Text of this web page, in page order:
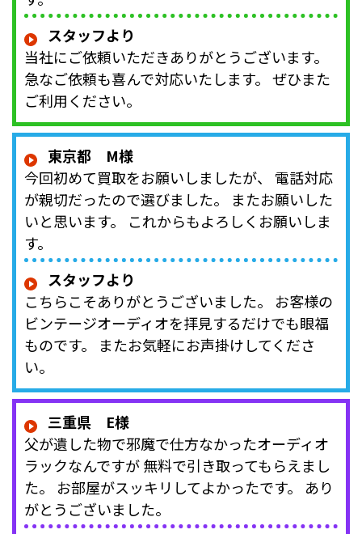
スタッフより
当社にご依頼いただきありがとうございます。
急なご依頼も喜んで対応いたします。 ぜひまた
ご利用ください。
東京都 M様
今回初めて買取をお願いしましたが、 電話対応
が親切だったので選びました。 またお願いした
いと思います。 これからもよろしくお願いしま
す。
スタッフより
こちらこそありがとうございました。 お客様の
ビンテージオーディオを拝見するだけでも眼福
ものです。 またお気軽にお声掛けしてくださ
い。
三重県 E様
父が遺した物で邪魔で仕方なかったオーディオ
ラックなんですが 無料で引き取ってもらえまし
た。 お部屋がスッキリしてよかったです。 あり
がとうございました。